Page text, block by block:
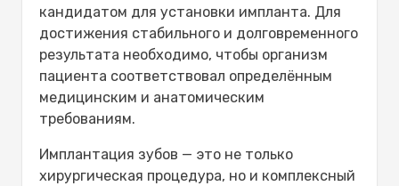
кандидатом для установки импланта. Для
достижения стабильного и долговременного
результата необходимо, чтобы организм
пациента соответствовал определённым
медицинским и анатомическим
требованиям.
Имплантация зубов — это не только
хирургическая процедура, но и комплексный